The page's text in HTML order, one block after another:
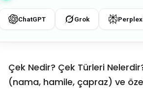
ChatGPT Grok
Çek Nedir? Çek Türleri
(nama, hamile, çapraz) ve